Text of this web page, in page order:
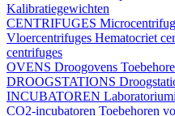
Kalibratiegewichten
CENTRIFUGES
Vloercentrifuges Hematocriet
centrifuges
OVENS Droogovens
DROOGSTATIONS
INCUBATOREN
CO2-incubatoren Toebehoren